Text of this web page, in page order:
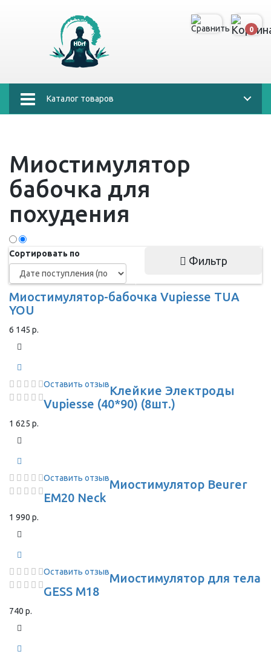
0
Каталог товаров
Миостимулятор
бабочка для
похудения
Сортировать по
Фильтр
Миостимулятор-бабочка Vupiesse TUA
YOU
6 145 р.
Оставить отзывКлейкие Электроды
Vupiesse (40*90) (8шт.)
1 625 р.
Оставить отзывМиостимулятор Beurer
EM20 Neck
1 990 р.
Оставить отзывМиостимулятор для тела
GESS M18
740 р.